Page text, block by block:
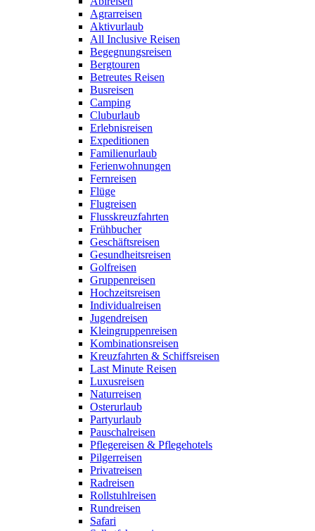
Agrarreisen
Aktivurlaub
All Inclusive Reisen
Begegnungsreisen
Bergtouren
Betreutes Reisen
Busreisen
Camping
Cluburlaub
Erlebnisreisen
Expeditionen
Familienurlaub
Ferienwohnungen
Fernreisen
Flüge
Flugreisen
Flusskreuzfahrten
Frühbucher
Geschäftsreisen
Gesundheitsreisen
Golfreisen
Gruppenreisen
Hochzeitsreisen
Individualreisen
Jugendreisen
Kleingruppenreisen
Kombinationsreisen
Kreuzfahrten & Schiffsreisen
Last Minute Reisen
Luxusreisen
Naturreisen
Osterurlaub
Partyurlaub
Pauschalreisen
Pflegereisen & Pflegehotels
Pilgerreisen
Privatreisen
Radreisen
Rollstuhlreisen
Rundreisen
Safari